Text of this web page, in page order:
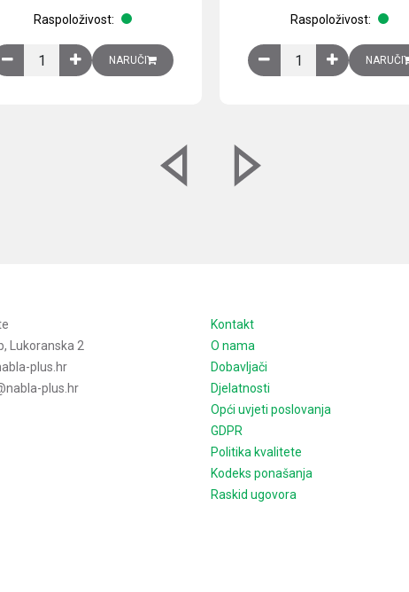
čelični lim količina
Raspoloživost:
Ventilator 255(290) m3/h, 40 W, 230V AC, 50/60 Hz, RAL 7035,
NARUČI
Raspoloživost:
Izlazna rešetka saNARUČI
Lukoranska 2
plus.hr
plus.hr
Kontakt
O nama
Dobavljači
Djelatnosti
Opći uvjeti poslovanja
GDPR
Politika kvalitete
Kodeks ponašanja
Raskid ugovora